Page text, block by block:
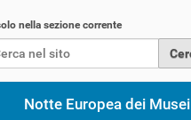
nel sito
nella sezione corrente
Notte Europea dei Musei